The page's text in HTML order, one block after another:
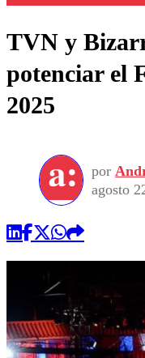
TVN y
potenciar el
2025
por
agosto